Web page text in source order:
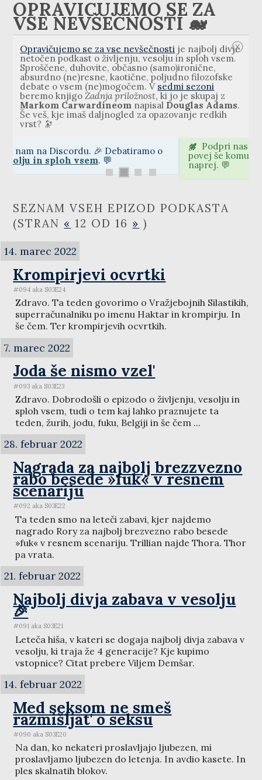
OPRAVIČUJEMO SE ZA
VSE NEVŠEČNOSTI 🐋
ⓧ
Opravičujemo se za vse nevšečnosti je najbolj divje
netočen podkast o življenju, vesolju in sploh vsem.
Sproščene, duhovite, občasno (samo)ironične,
absurdno (ne)resne, kaotične, poljudno filozofske
debate o vsem (ne)mogočem. V sedmi sezoni
beremo knjigoZadnja priložnost, ki jo je skupaj z
Markom Carwardineom napisal Douglas Adams.
Še veš, kje imaš daljnogled za opazovanje redkih
vrst? 🔭
Podpri nas
na 💸 hvalazavseribe.si, ali pa
povej še komu za nas. Pošlji 📱, pokliči ☎️ oz. povej
naprej. 💬
SEZNAM VSEH EPIZOD PODKASTA
(STRAN« 12 OD 16 » )
14. marec 2022
Krompirjevi ocvrtki
#094 aka S03E24
Zdravo. Ta teden govorimo o Vražjebojnih Silastikih,
superračunalniku po imenu Haktar in krompirju. In
še čem. Ter krompirjevih ocvrtkih.
7. marec 2022
Joda še nismo vzel'
#093 aka S03E23
Zdravo. Dobrodošli o epizodo o življenju, vesolju in
sploh vsem, tudi o tem kaj lahko praznujete ta
teden, žurih, jodu, fuku, Belgiji in še čem ...
28. februar 2022
Nagrada za najbolj brezzvezno
rabo besede »fuk« v resnem
scenariju
#092 aka S03E22
Ta teden smo na leteči zabavi, kjer najdemo
nagrado Rory za najbolj brezvezno rabo besede
»fuk« v resnem scenariju. Trillian najde Thora. Thor
pa vrata.
21. februar 2022
Najbolj divja zabava v vesolju
🎉
#091 aka S03E21
Leteča hiša, v kateri se dogaja najbolj divja zabava v
vesolju, ki traja že 4 generacije? Kje kupimo
vstopnice? Citat prebere Viljem Demšar.
14. februar 2022
Med seksom ne smeš
razmišljat' o seksu
#090 aka S03E20
Na dan, ko nekateri proslavljajo ljubezen, mi
proslavljamo ljubezen do letenja. In avdio kasete. In
ples skalnatih blokov.